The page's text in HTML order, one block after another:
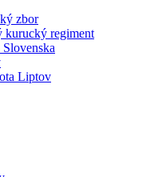
zbor
regiment
Liptov